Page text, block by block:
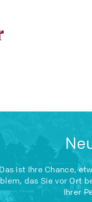
Das ist Ihre Chance,
das Sie vor Ort
Ihrer